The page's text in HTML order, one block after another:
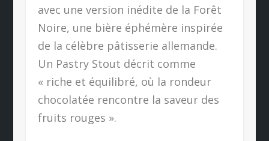
avec une version inédite de la Forêt
Noire, une bière éphémère inspirée
de la célèbre pâtisserie allemande.
Un Pastry Stout décrit comme
« riche et équilibré, où la rondeur
chocolatée rencontre la saveur des
fruits rouges ».